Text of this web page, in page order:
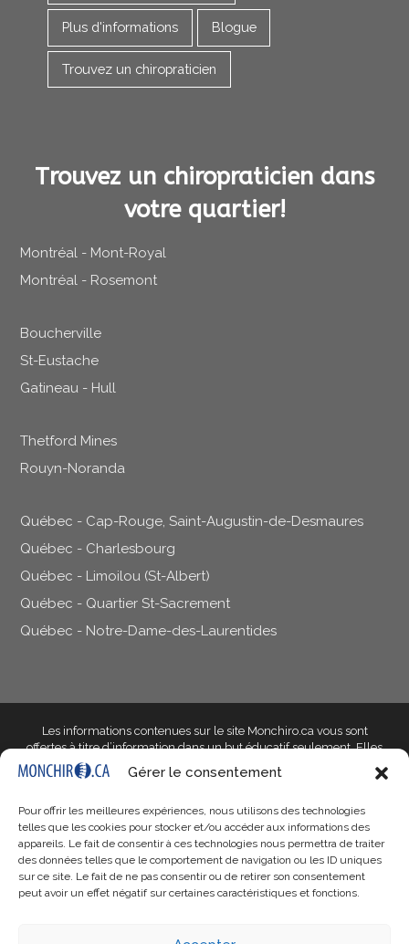
Gérer le consentement
Pour offrir les meilleures expériences, nous utilisons des technologies
telles que les cookies pour stocker et/ou accéder aux informations des
appareils. Le fait de consentir à ces technologies nous permettra de traiter
des données telles que le comportement de navigation ou les ID uniques
sur ce site. Le fait de ne pas consentir ou de retirer son consentement
peut avoir un effet négatif sur certaines caractéristiques et fonctions.
Plus d'informations Blogue
Trouvez un chiropraticien
Trouvez un chiropraticien dans
votre quartier!
Montréal - Mont-Royal
Montréal - Rosemont
Boucherville
St-Eustache
Gatineau - Hull
Thetford Mines
Rouyn-Noranda
Québec - Cap-Rouge, Saint-Augustin-de-Desmaures
Québec - Charlesbourg
Québec - Limoilou (St-Albert)
Québec - Quartier St-Sacrement
Québec - Notre-Dame-des-Laurentides
Les informations contenues sur le site Monchiro.ca vous sont
offertes à titre d’information dans un but éducatif seulement. Elles
ne doivent pas être utilisées dans le but d’établir un diagnostic et ne
peuvent en aucun cas remplacer l’avis d’un professionnel de la
votre situation. Si votre situation vous inquiète, parlez-en à votre
docteur en chiropratique ou à un autre professionnel qualifié de
votre choix.
Monchiro.ca, ses responsables, son personnel, ses entités
propriétaires et les professionnels affiliésne peuvent être tenus